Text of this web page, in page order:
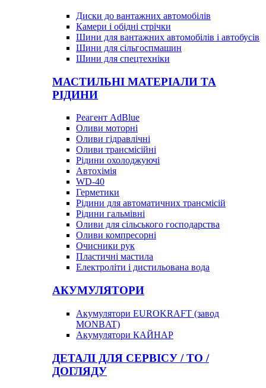
Диски до вантажних автомобілів
Камери і обідні стрічки
Шини для вантажних автомобілів і автобусів
Шини для сільгоспмашин
Шини для спецтехніки
МАСТИЛЬНІ МАТЕРІАЛИ ТА
РІДИНИ
Реагент AdBlue
Оливи моторні
Оливи гідравлічні
Оливи трансмісійні
Рідини охолоджуючі
Автохімія
WD-40
Герметики
Рідини для автоматичних трансмісій
Рідини гальмівні
Оливи для сільського господарства
Оливи компресорні
Очисники рук
Пластичні мастила
Електроліти і дистильована вода
АКУМУЛЯТОРИ
Акумулятори EUROKRAFT (завод
MONBAT)
Акумулятори КАЙНАР
ДЕТАЛІ ДЛЯ СЕРВІСУ / ТО /
ДОГЛЯДУ